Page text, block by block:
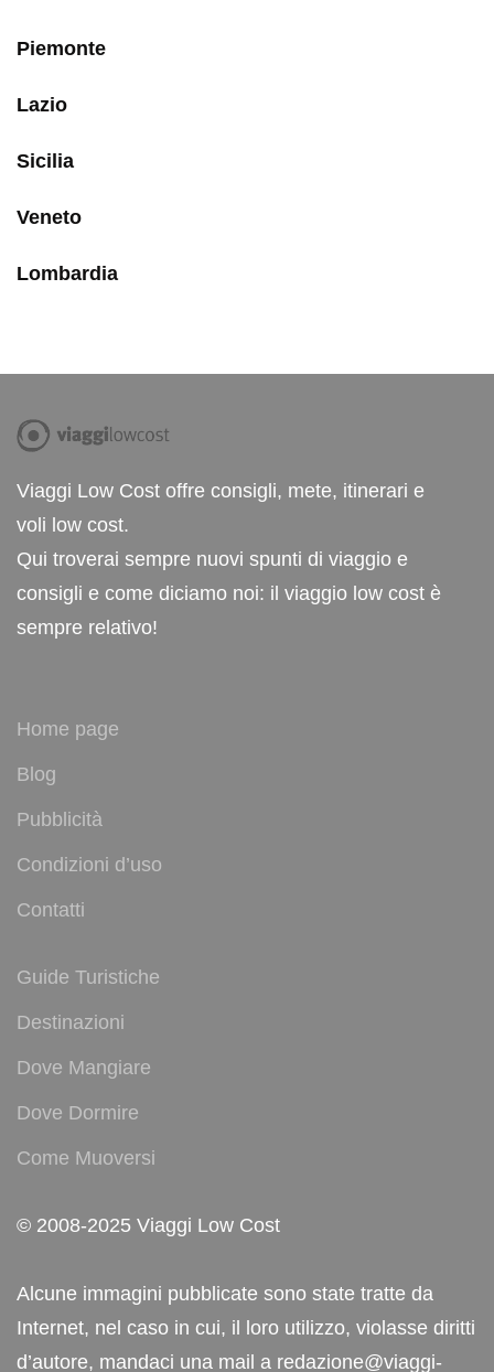
Piemonte
Lazio
Sicilia
Veneto
Lombardia
Viaggi Low Cost offre consigli, mete, itinerari e
voli low cost.
Qui troverai sempre nuovi spunti di viaggio e
consigli e come diciamo noi: il viaggio low cost è
sempre relativo!
Home page
Blog
Pubblicità
Condizioni d’uso
Contatti
Guide Turistiche
Destinazioni
Dove Mangiare
Dove Dormire
Come Muoversi
© 2008-2025 Viaggi Low Cost
Alcune immagini pubblicate sono state tratte da
Internet, nel caso in cui, il loro utilizzo, violasse diritti
d’autore, mandaci una mail a redazione@viaggi-